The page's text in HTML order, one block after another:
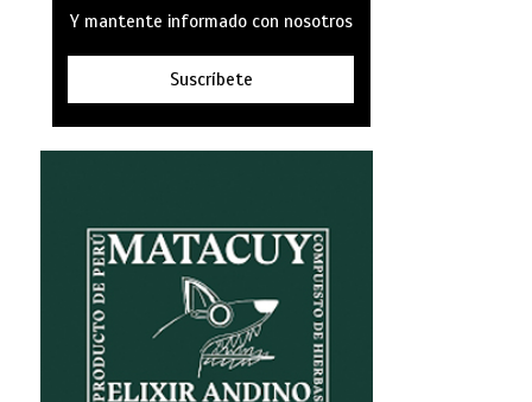
Y mantente informado con nosotros
Suscríbete